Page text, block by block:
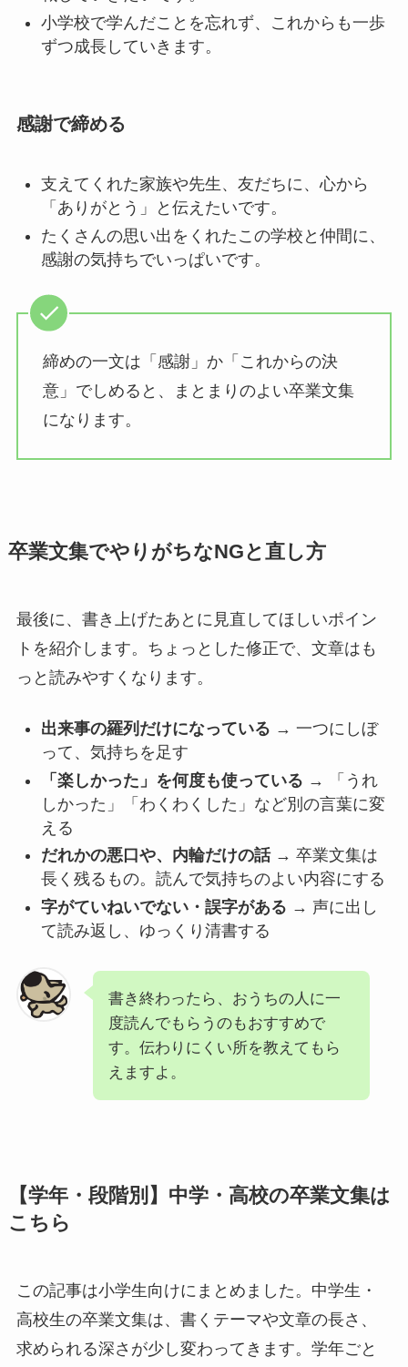
小学校で学んだことを忘れず、これからも一歩
ずつ成長していきます。
感謝で締める
支えてくれた家族や先生、友だちに、心から
「ありがとう」と伝えたいです。
たくさんの思い出をくれたこの学校と仲間に、
感謝の気持ちでいっぱいです。
締めの一文は「感謝」か「これからの決
意」でしめると、まとまりのよい卒業文集
になります。
卒業文集でやりがちなNGと直し方
最後に、書き上げたあとに見直してほしいポイン
トを紹介します。ちょっとした修正で、文章はも
っと読みやすくなります。
出来事の羅列だけになっている → 一つにしぼ
って、気持ちを足す
「楽しかった」を何度も使っている → 「うれ
しかった」「わくわくした」など別の言葉に変
える
だれかの悪口や、内輪だけの話→ 卒業文集は
長く残るもの。読んで気持ちのよい内容にする
字がていねいでない・誤字がある → 声に出し
て読み返し、ゆっくり清書する
書き終わったら、おうちの人に一
度読んでもらうのもおすすめで
す。伝わりにくい所を教えてもら
えますよ。
【学年・段階別】中学・高校の卒業文集は
こちら
この記事は小学生向けにまとめました。中学生・
高校生の卒業文集は、書くテーマや文章の長さ、
求められる深さが少し変わってきます。学年ごと